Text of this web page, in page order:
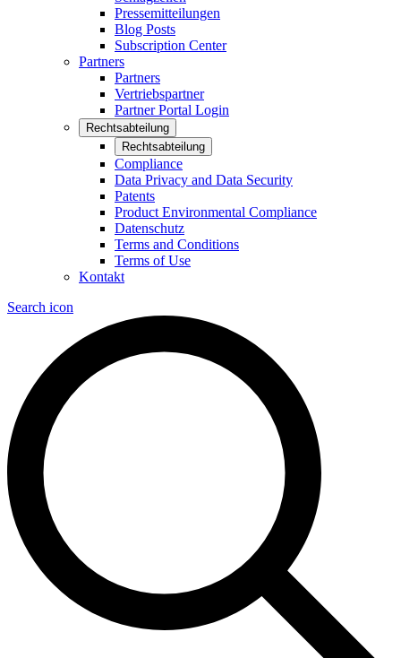
Pressemitteilungen
Blog Posts
Subscription Center
Partners
Partners
Vertriebspartner
Partner Portal Login
Rechtsabteilung
Rechtsabteilung
Compliance
Data Privacy and Data Security
Patents
Product Environmental Compliance
Datenschutz
Terms and Conditions
Terms of Use
Kontakt
Search icon